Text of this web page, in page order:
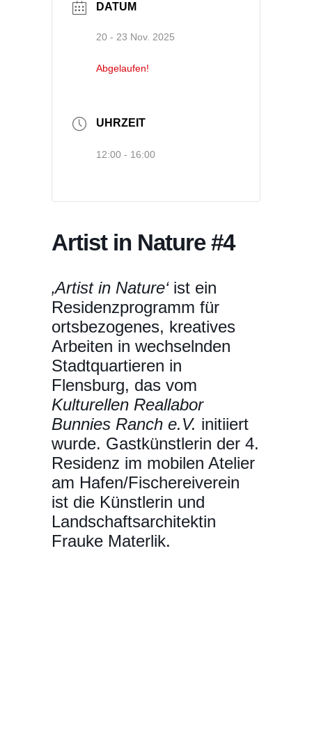
DATUM
20 - 23 Nov. 2025
Abgelaufen!
UHRZEIT
12:00 - 16:00
Artist in Nature #4
‚Artist in Nature‘ist ein
Residenzprogramm für
ortsbezogenes, kreatives
Arbeiten in wechselnden
Stadtquartieren in
Flensburg, das vom
Kulturellen Reallabor
Bunnies Ranch e.V. initiiert
wurde. Gastkünstlerin der 4.
Residenz im mobilen Atelier
am Hafen/Fischereiverein
ist die Künstlerin und
Landschaftsarchitektin
Frauke Materlik.